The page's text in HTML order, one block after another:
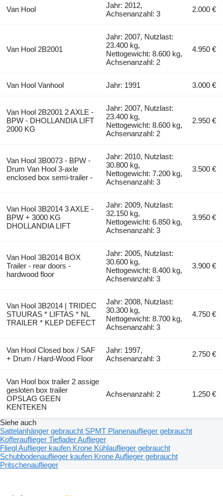
Van Hool
Jahr: 2012,
Achsenanzahl: 3
2.000 €
Van Hool 2B2001
Jahr: 2007, Nutzlast:
23.400 kg,
Nettogewicht: 8.600 kg,
Achsenanzahl: 2
4.950 €
Van Hool Vanhool Jahr: 1991 3.000 €
Van Hool 2B2001 2 AXLE -
BPW - DHOLLANDIA LIFT
2000 KG
Jahr: 2007, Nutzlast:
23.400 kg,
Nettogewicht: 8.600 kg,
Achsenanzahl: 2
2.950 €
Van Hool 3B0073 - BPW -
Drum Van Hool 3-axle
enclosed box semi-trailer -
Jahr: 2010, Nutzlast:
30.800 kg,
Nettogewicht: 7.200 kg,
Achsenanzahl: 3
3.500 €
Van Hool 3B2014 3 AXLE -
BPW + 3000 KG
DHOLLANDIA LIFT
Jahr: 2009, Nutzlast:
32.150 kg,
Nettogewicht: 6.850 kg,
Achsenanzahl: 3
3.950 €
Van Hool 3B2014 BOX
Trailer - rear doors -
hardwood floor
Jahr: 2005, Nutzlast:
30.600 kg,
Nettogewicht: 8.400 kg,
Achsenanzahl: 3
3.900 €
Van Hool 3B2014 | TRIDEC
STUURAS * LIFTAS * NL
TRAILER * KLEP DEFECT
Jahr: 2008, Nutzlast:
30.300 kg,
Nettogewicht: 8.700 kg,
Achsenanzahl: 3
4.750 €
Van Hool Closed box / SAF
+ Drum / Hard-Wood Floor
Jahr: 1997,
Achsenanzahl: 3
2.750 €
Van Hool box trailer 2 assige
gesloten box trailer
OPSLAG GEEN
KENTEKEN
Achsenanzahl: 2 1.250 €
Siehe auch
Sattelanhänger gebraucht SPMT Planenauflieger gebraucht
Kofferauflieger Tieflader Auflieger
Fliegl Auflieger kaufen Krone Kühlauflieger gebraucht
Schubbodenauflieger kaufen Krone Auflieger gebraucht
Pritschenauflieger